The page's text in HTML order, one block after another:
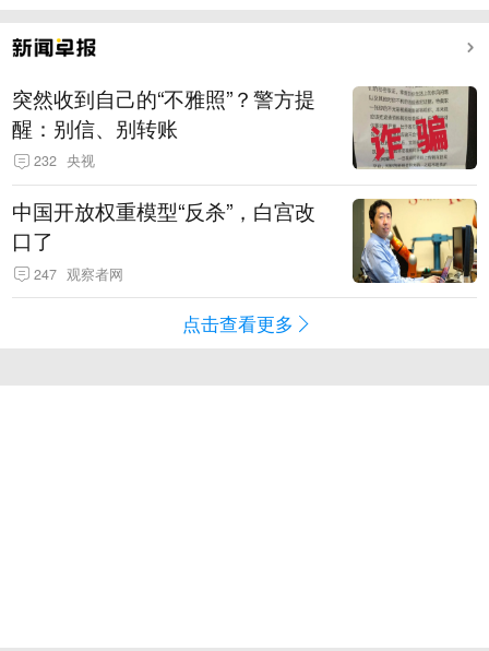
突然收到自己的“不雅照”？警方提
醒：别信、别转账
232 央视
中国开放权重模型“反杀”，白宫改
口了
247 观察者网
点击查看更多